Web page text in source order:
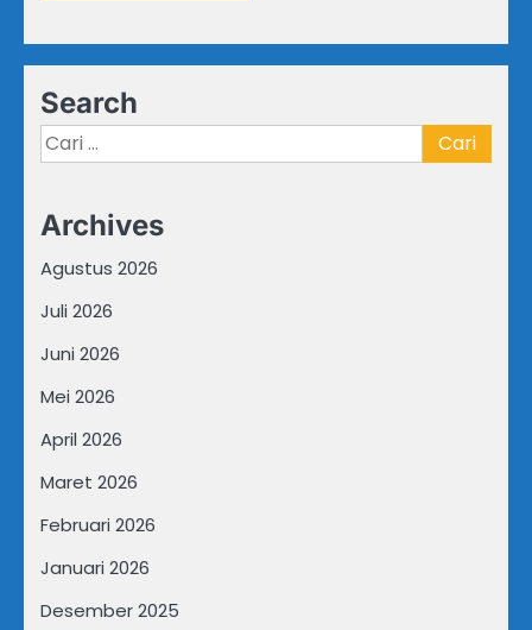
Search
Cari
untuk:
Archives
Agustus 2026
Juli 2026
Juni 2026
Mei 2026
April 2026
Maret 2026
Februari 2026
Januari 2026
Desember 2025